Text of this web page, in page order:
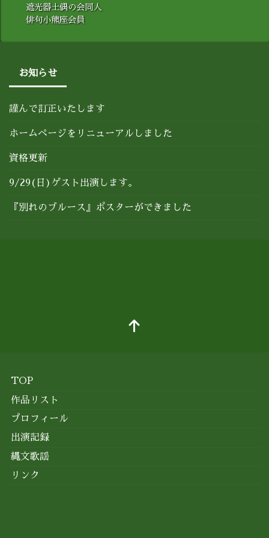
遮光器土偶の会同人
俳句小熊座会員
お知らせ
謹んで訂正いたします
ホームページをリニューアルしました
資格更新
9/29(日)ゲスト出演します。
『別れのブルース』ポスターができました
TOP
作品リスト
プロフィール
出演記録
縄文歌謡
リンク